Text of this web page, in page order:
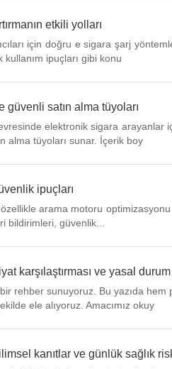
etkili yolları
için doğru e sigara şarj
ipuçları gibi konu
satın alma tüyoları
elektronik sigara
alma tüyoları sunar. İçerik boy
ipuçları
arama motoru
bildirimleri, güvenlik...
karşılaştırması ve yasal durum
rehber sunuyoruz. Bu yazıda
ele alıyoruz. Amacımız okuy
kanıtlar ve günlük sağlık